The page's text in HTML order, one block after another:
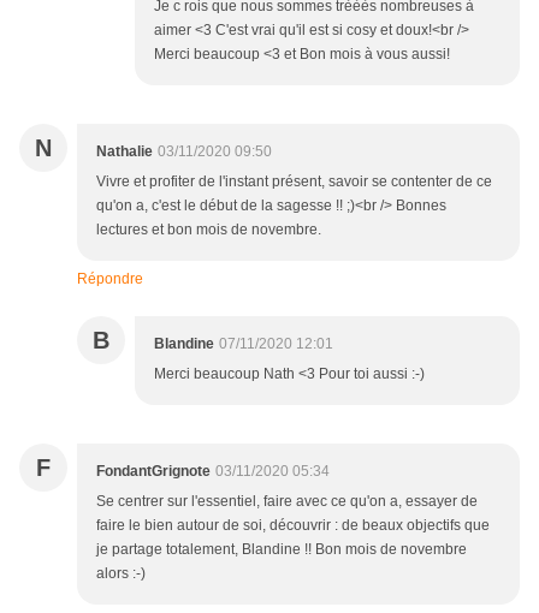
Je c rois que nous sommes trèèès nombreuses à
aimer <3 C'est vrai qu'il est si cosy et doux!<br />
Merci beaucoup <3 et Bon mois à vous aussi!
N Nathalie 03/11/2020 09:50
Vivre et profiter de l'instant présent, savoir se contenter de ce
qu'on a, c'est le début de la sagesse !! ;)<br /> Bonnes
lectures et bon mois de novembre.
Répondre
B Blandine 07/11/2020 12:01
Merci beaucoup Nath <3 Pour toi aussi :-)
F FondantGrignote 03/11/2020 05:34
Se centrer sur l'essentiel, faire avec ce qu'on a, essayer de
faire le bien autour de soi, découvrir : de beaux objectifs que
je partage totalement, Blandine !! Bon mois de novembre
alors :-)